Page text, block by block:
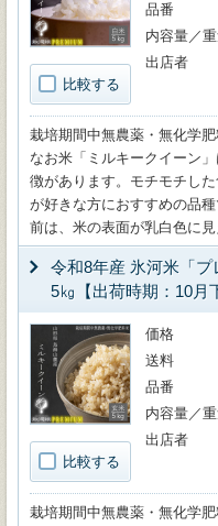
比較する
品番
内容量／
出店者
栽培期間中無農薬・無化学
なお米「ミルキークイーン
徴があります。モチモチし
が好きな方におすすめの品
前は、米の表面が乳白色に
令和8年産 氷河米「
5㎏【出荷時期：10月
比較する
価格
送料
品番
内容量／
出店者
栽培期間中無農薬・無化学